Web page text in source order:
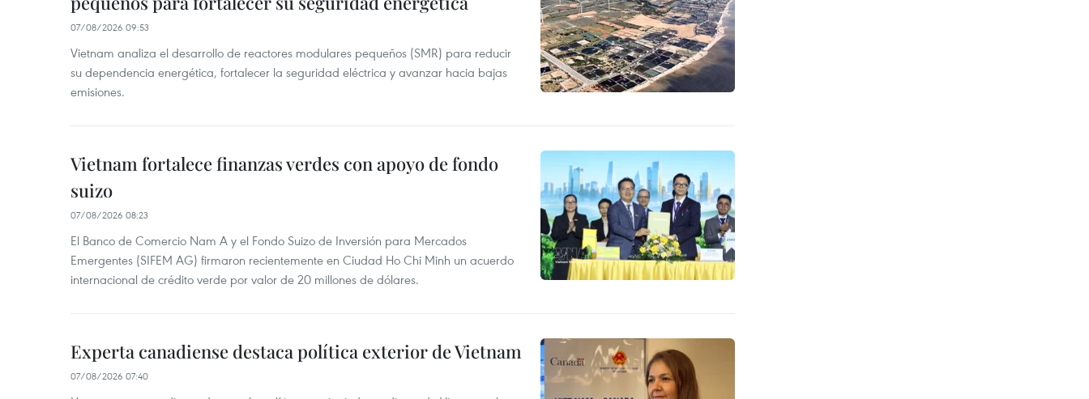
07/08/2026 09:53
Vietnam analiza el desarrollo de reactores modulares pequeños (SMR) para reducir
su dependencia energética, fortalecer la seguridad eléctrica y avanzar hacia bajas
emisiones.
Vietnam fortalece finanzas verdes con apoyo de fondo
suizo
07/08/2026 08:23
El Banco de Comercio Nam A y el Fondo Suizo de Inversión para Mercados
Emergentes (SIFEM AG) firmaron recientemente en Ciudad Ho Chi Minh un acuerdo
internacional de crédito verde por valor de 20 millones de dólares.
Experta canadiense destaca política exterior de Vietnam
07/08/2026 07:40